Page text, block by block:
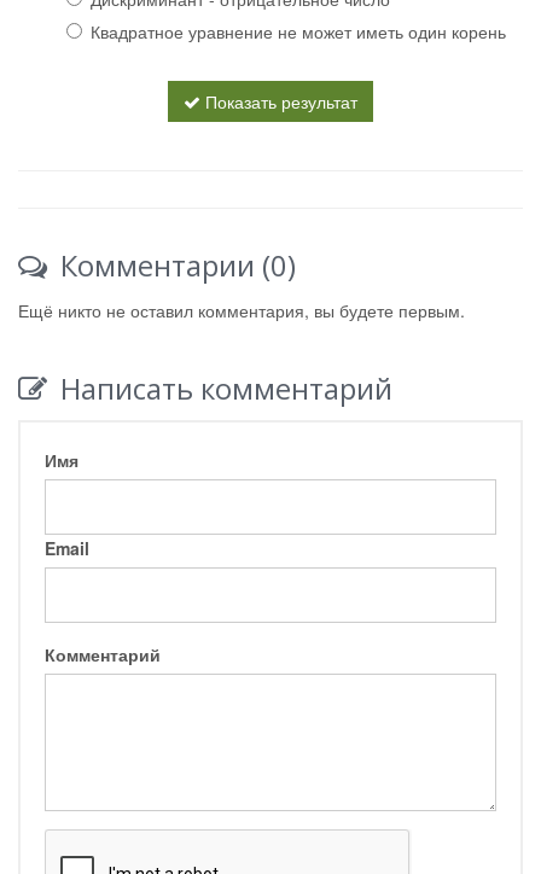
Квадратное уравнение не может иметь один корень
Показать результат
Комментарии (0)
Ещё никто не оставил комментария, вы будете первым.
Написать комментарий
Имя
Email
Комментарий